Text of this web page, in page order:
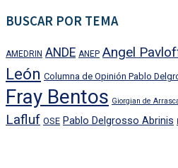
BUSCAR POR TEMA
AMEDRIN ANDE ANEP Angel
León Columna de Opinión Pablo
Fray Bentos Giorgian de
Lafluf OSE Pablo Delgrosso Abrinis